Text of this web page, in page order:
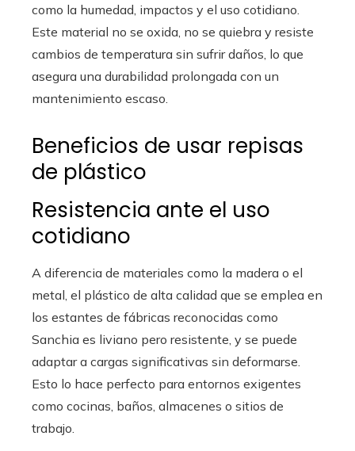
como la humedad, impactos y el uso cotidiano.
Este material no se oxida, no se quiebra y resiste
cambios de temperatura sin sufrir daños, lo que
asegura una durabilidad prolongada con un
mantenimiento escaso.
Beneficios de usar repisas
de plástico
Resistencia ante el uso
cotidiano
A diferencia de materiales como la madera o el
metal, el plástico de alta calidad que se emplea en
los estantes de fábricas reconocidas como
Sanchia es liviano pero resistente, y se puede
adaptar a cargas significativas sin deformarse.
Esto lo hace perfecto para entornos exigentes
como cocinas, baños, almacenes o sitios de
trabajo.